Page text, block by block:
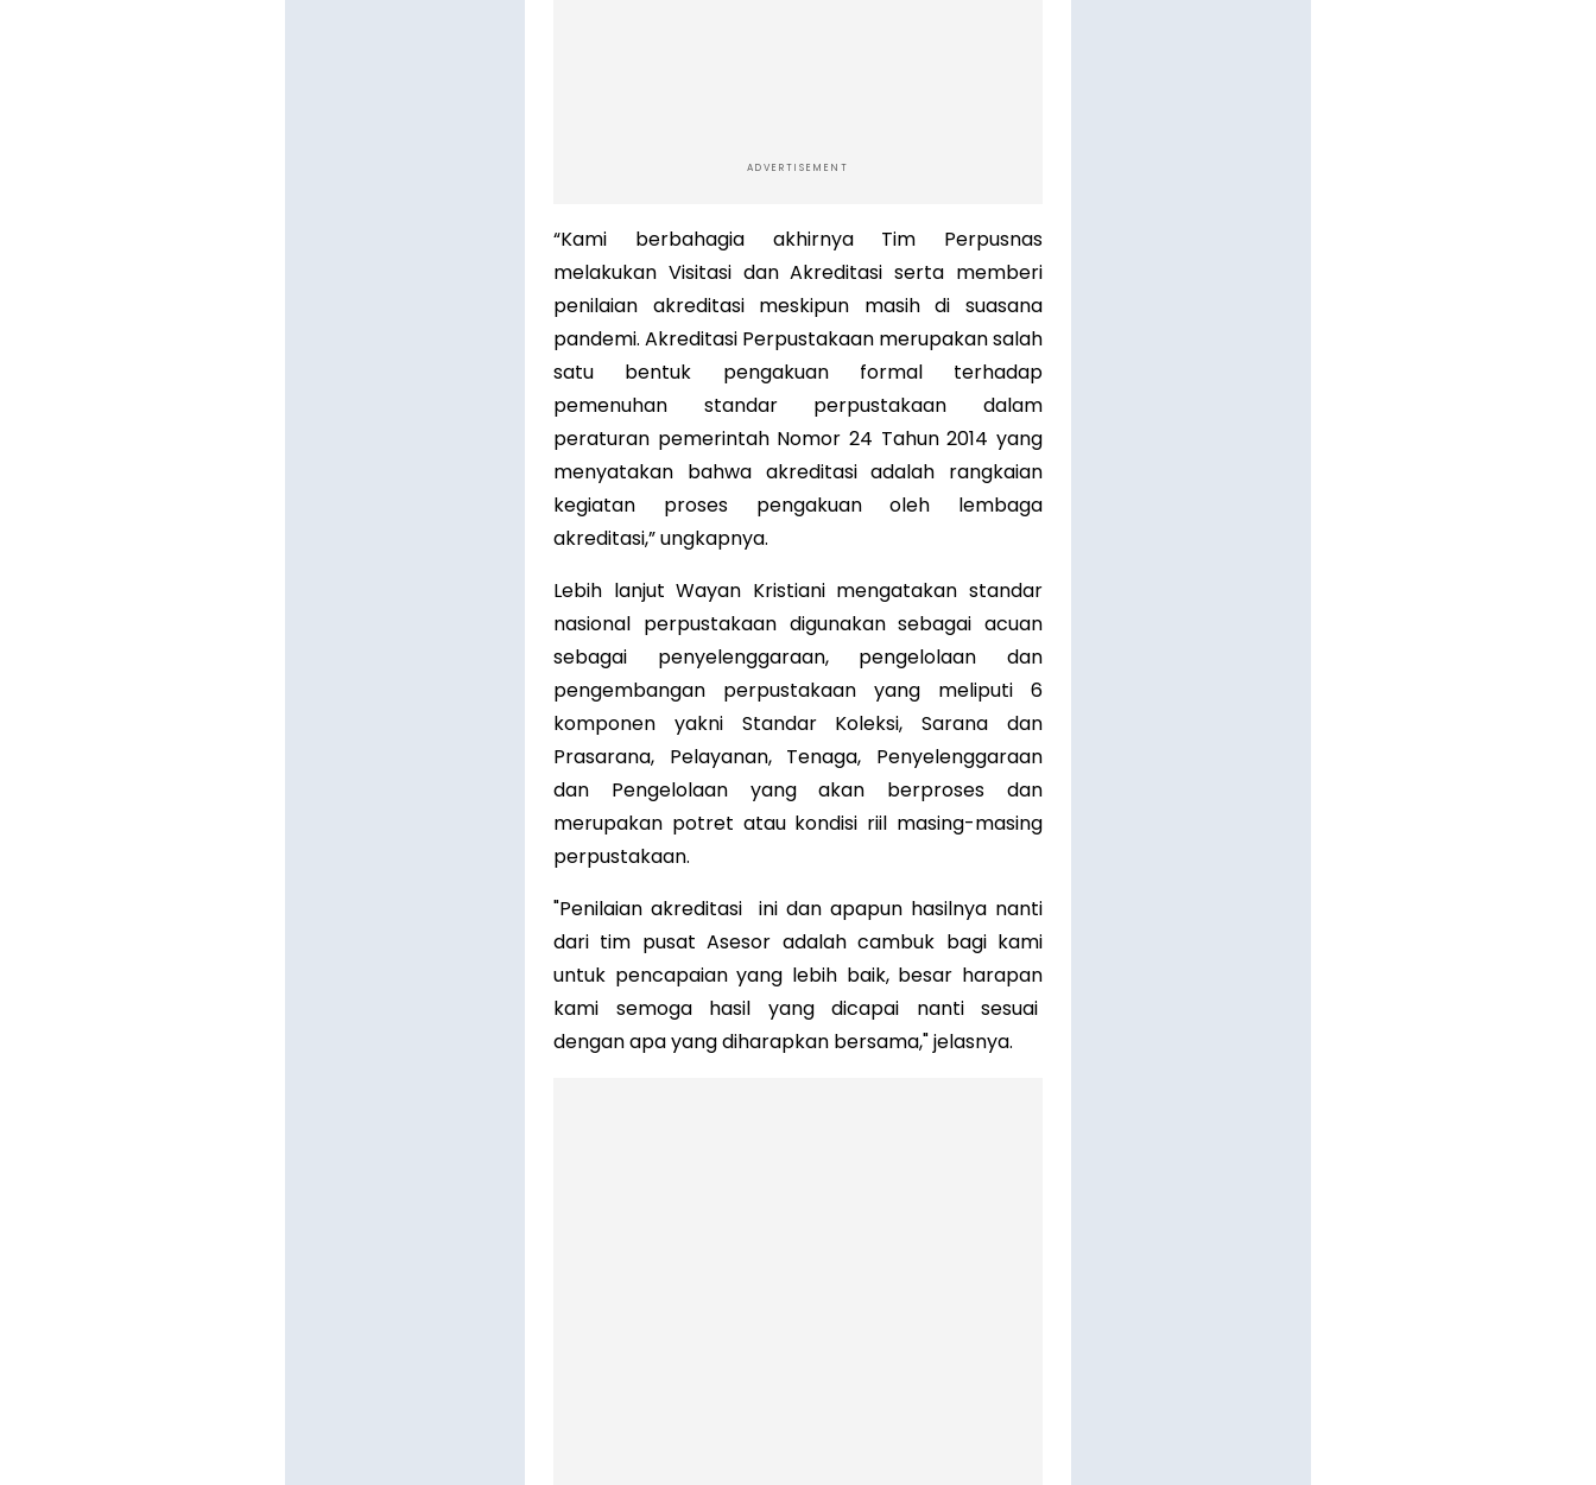
ADVERTISEMENT
“Kami berbahagia akhirnya Tim Perpusnas
melakukan Visitasi dan Akreditasi serta memberi
penilaian akreditasi meskipun masih di suasana
pandemi. Akreditasi Perpustakaan merupakan salah
satu bentuk pengakuan formal terhadap
pemenuhan standar perpustakaan dalam
peraturan pemerintah Nomor 24 Tahun 2014 yang
menyatakan bahwa akreditasi adalah rangkaian
kegiatan proses pengakuan oleh lembaga
akreditasi,” ungkapnya.
Lebih lanjut Wayan Kristiani mengatakan standar
nasional perpustakaan digunakan sebagai acuan
sebagai penyelenggaraan, pengelolaan dan
pengembangan perpustakaan yang meliputi 6
komponen yakni Standar Koleksi, Sarana dan
Prasarana, Pelayanan, Tenaga, Penyelenggaraan
dan Pengelolaan yang akan berproses dan
merupakan potret atau kondisi riil masing-masing
perpustakaan.
"Penilaian akreditasi ini dan apapun hasilnya nanti
dari tim pusat Asesor adalah cambuk bagi kami
untuk pencapaian yang lebih baik, besar harapan
kami semoga hasil yang dicapai nanti sesuai
dengan apa yang diharapkan bersama," jelasnya.